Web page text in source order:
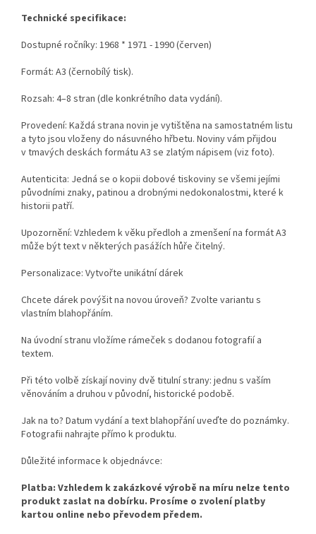
Technické specifikace:
Dostupné ročníky: 1968 * 1971 - 1990 (červen)
Formát: A3 (černobílý tisk).
Rozsah: 4–8 stran (dle konkrétního data vydání).
Provedení: Každá strana novin je vytištěna na samostatném listu
a tyto jsou vloženy do násuvného hřbetu. Noviny vám přijdou
v tmavých deskách formátu A3 se zlatým nápisem (viz foto).
Autenticita: Jedná se o kopii dobové tiskoviny se všemi jejími
původními znaky, patinou a drobnými nedokonalostmi, které k
historii patří.
Upozornění: Vzhledem k věku předloh a zmenšení na formát A3
může být text v některých pasážích hůře čitelný.
Personalizace: Vytvořte unikátní dárek
Chcete dárek povýšit na novou úroveň? Zvolte variantu s
vlastním blahopřáním.
Na úvodní stranu vložíme rámeček s dodanou fotografií a
textem.
Při této volbě získají noviny dvě titulní strany: jednu s vaším
věnováním a druhou v původní, historické podobě.
Jak na to? Datum vydání a text blahopřání uveďte do poznámky.
Fotografii nahrajte přímo k produktu.
Důležité informace k objednávce:
Platba: Vzhledem k zakázkové výrobě na míru nelze tento
produkt zaslat na dobírku. Prosíme o zvolení platby
kartou online nebo převodem předem.